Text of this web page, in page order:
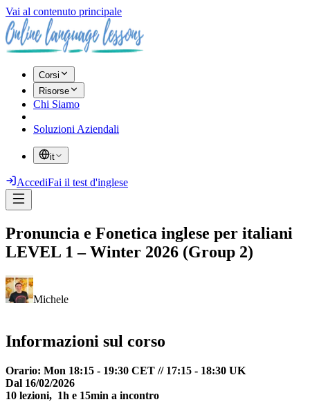
Vai al contenuto principale
Corsi
Risorse
Chi Siamo
Soluzioni Aziendali
it
AccediFai il test d'inglese
Pronuncia e Fonetica inglese per italiani
LEVEL 1 – Winter 2026 (Group 2)
Michele
Informazioni sul corso
Orario: Mon 18:15 - 19:30 CET // 17:15 - 18:30 UK
Dal 16/02/2026
10 lezioni, 1h e 15min a incontro